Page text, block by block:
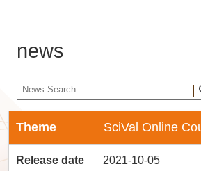
news
Theme SciVal Online
Release date 2021-10-05